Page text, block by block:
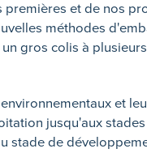
et de nos
méthodes
gros colis à
et
jusqu'aux
stade de